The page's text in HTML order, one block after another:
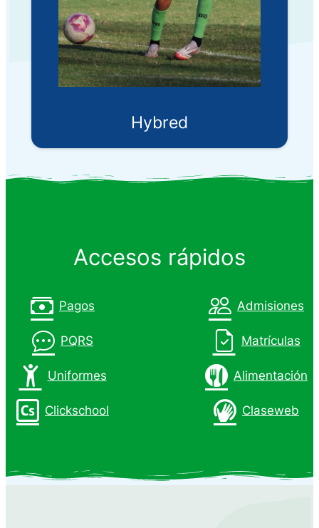
Hybred
Accesos rápidos
Pagos Admisiones
PQRS Matrículas
Uniformes Alimentación
Clickschool Claseweb